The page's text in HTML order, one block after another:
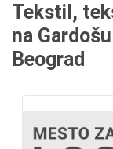
Tekstil,
na
Beograd